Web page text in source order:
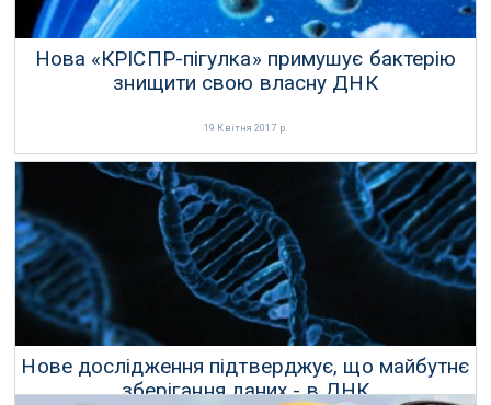
Нова «КРІСПР-пігулка» примушує бактерію
знищити свою власну ДНК
19 Квітня 2017 р.
Нове дослідження підтверджує, що майбутнє
зберігання даних - в ДНК